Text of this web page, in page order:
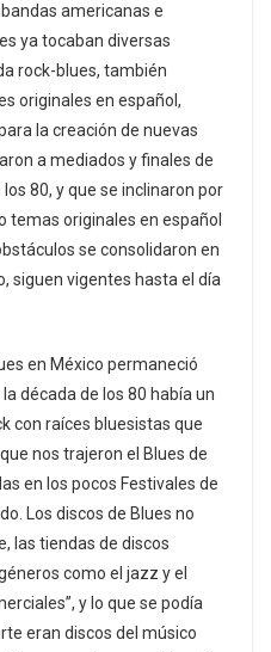
americanas e
ya tocaban diversas
rock-blues, también
originales en español,
la creación de nuevas
a mediados y finales de
80, y que se inclinaron por
temas originales en español
se consolidaron en
siguen vigentes hasta el día
en México permaneció
década de los 80 había un
con raíces bluesistas que
nos trajeron el Blues de
en los pocos Festivales de
Los discos de Blues no
las tiendas de discos
como el jazz y el
y lo que se podía
eran discos del músico